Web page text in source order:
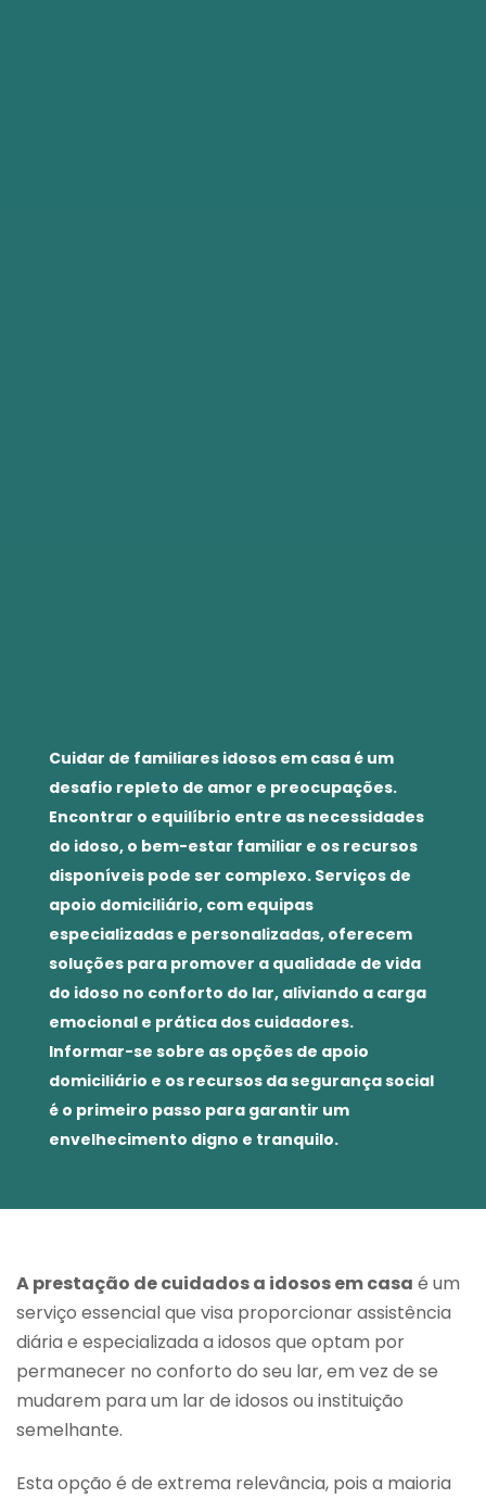
Cuidar de familiares idosos em casa é um
desafio repleto de amor e preocupações.
Encontrar o equilíbrio entre as necessidades
do idoso, o bem-estar familiar e os recursos
disponíveis pode ser complexo. Serviços de
apoio domiciliário, com equipas
especializadas e personalizadas, oferecem
soluções para promover a qualidade de vida
do idoso no conforto do lar, aliviando a carga
emocional e prática dos cuidadores.
Informar-se sobre as opções de apoio
domiciliário e os recursos da segurança social
é o primeiro passo para garantir um
envelhecimento digno e tranquilo.
A prestação de cuidados a idosos em casa é um
serviço essencial que visa proporcionar assistência
diária e especializada a idosos que optam por
permanecer no conforto do seu lar, em vez de se
mudarem para um lar de idosos ou instituição
semelhante.
Esta opção é de extrema relevância, pois a maioria